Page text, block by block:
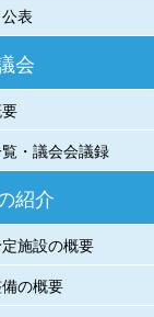
表
会
・議会会議録
紹介
施設の概要
の概要